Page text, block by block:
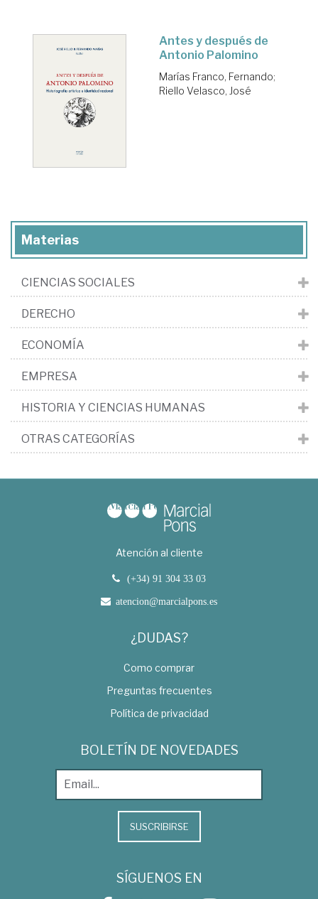
Antes y después de
Antonio Palomino
Marías Franco, Fernando;
Riello Velasco, José
Materias
CIENCIAS SOCIALES
DERECHO
ECONOMÍA
EMPRESA
HISTORIA Y CIENCIAS HUMANAS
OTRAS CATEGORÍAS
Atención al cliente
(+34) 91 304 33 03
atencion@marcialpons.es
¿DUDAS?
Como comprar
Preguntas frecuentes
Política de privacidad
BOLETÍN DE NOVEDADES
SUSCRIBIRSE
SÍGUENOS EN